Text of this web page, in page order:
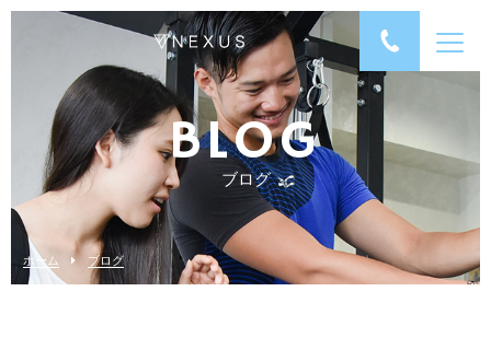
BLOG
ブログ
ホーム ブログ